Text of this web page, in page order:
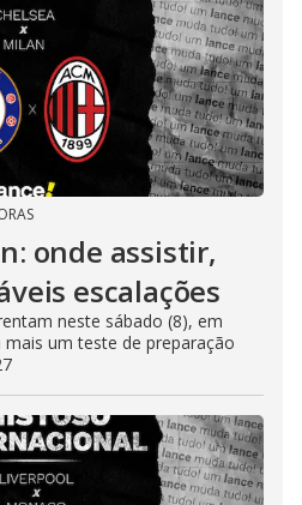
onde assistir,
escalações
neste sábado (8), em
mais um teste de preparação